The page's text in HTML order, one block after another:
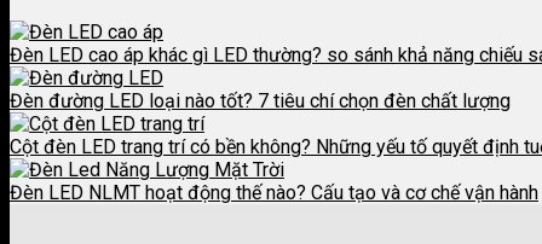
Đèn LED cao áp khác gì LED thường? so sánh khả năng chiếu
Đèn đường LED loại nào tốt? 7 tiêu chí chọn đèn chất lượng
Cột đèn LED trang trí có bền không? Những yếu tố quyết định
Đèn LED NLMT hoạt động thế nào? Cấu tạo và cơ chế vận hành